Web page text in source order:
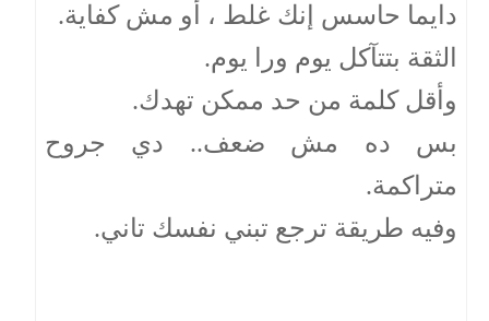
دايما حاسس إنك غلط ، أو مش كفاية.
الثقة بتتآكل يوم ورا يوم.
وأقل كلمة من حد ممكن تهدك.
بس ده مش ضعف.. دي جروح
متراكمة.
وفيه طريقة ترجع تبني نفسك تاني.